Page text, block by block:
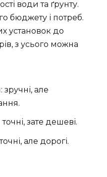
води та ґрунту.
бюджету і потреб.
установок до
з усього можна
але
зате дешеві.
але дорогі.